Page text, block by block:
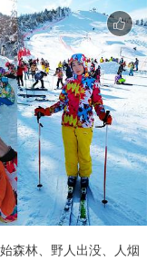
森林、野人出没、人烟